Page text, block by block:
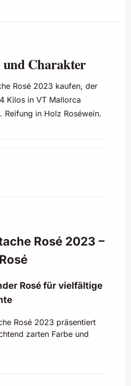
Charakter
Rosé 2023 kaufen, der
Kilos in VT Mallorca
Reifung in Holz Roséwein.
Rosé 2023 –
Rosé für vielfältige
Rosé 2023 präsentiert
zarten Farbe und
seine ausgewogene